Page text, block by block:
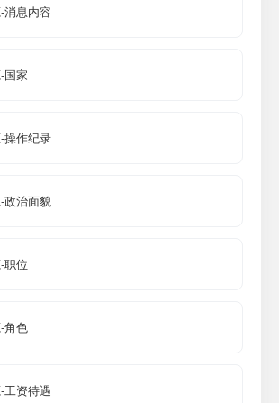
消息内容
国家
操作纪录
政治面貌
职位
角色
工资待遇